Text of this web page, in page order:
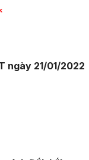
ngày 21/01/2022